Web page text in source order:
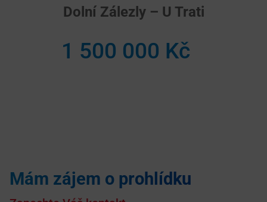
Dolní Zálezly – U Trati
1 500 000 Kč
Mám zájem o prohlídku